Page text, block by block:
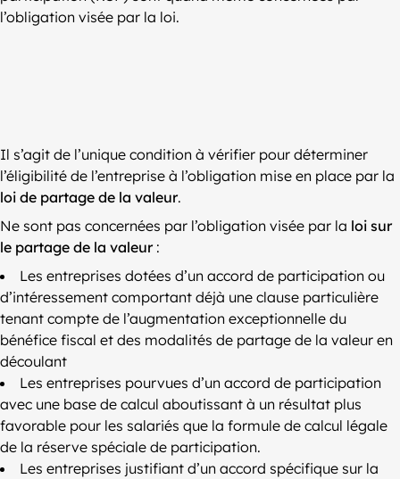
l’obligation visée par la loi.
Il s’agit de l’unique condition à vérifier pour déterminer
l’éligibilité de l’entreprise à l’obligation mise en place par la
loi de partage de la valeur.
Ne sont pas concernées par l’obligation visée par la loi sur
le partage de la valeur:
Les entreprises dotées d’un accord de participation ou
d’intéressement comportant déjà une clause particulière
tenant compte de l’augmentation exceptionnelle du
bénéfice fiscal et des modalités de partage de la valeur en
découlant
Les entreprises pourvues d’un accord de participation
avec une base de calcul aboutissant à un résultat plus
favorable pour les salariés que la formule de calcul légale
de la réserve spéciale de participation.
Les entreprises justifiant d’un accord spécifique sur la